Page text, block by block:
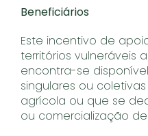
Beneficiários
Este incentivo de
territórios vulneráveis
encontra-se
singulares ou
agrícola ou que se
ou comercialização